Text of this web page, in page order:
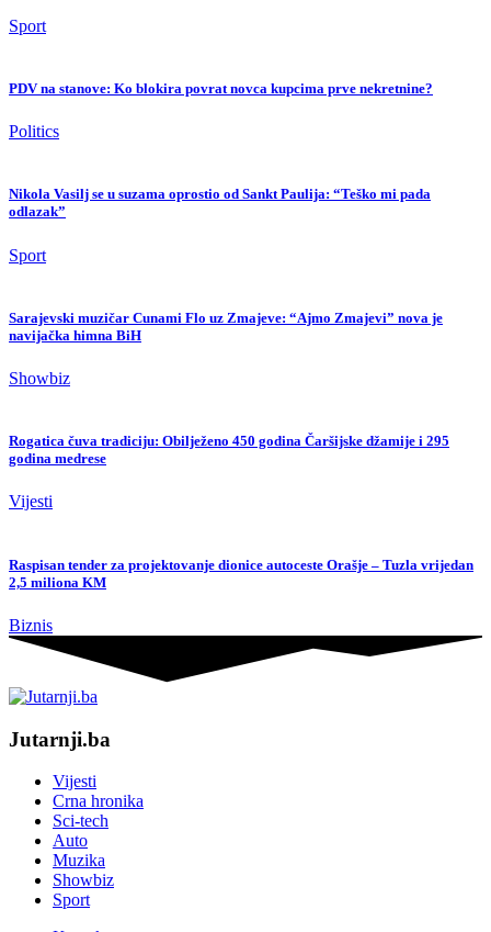
Sport
PDV na stanove: Ko blokira povrat novca kupcima prve nekretnine?
Politics
Nikola Vasilj se u suzama oprostio od Sankt Paulija: “Teško mi pada
odlazak”
Sport
Sarajevski muzičar Cunami Flo uz Zmajeve: “Ajmo Zmajevi” nova je
navijačka himna BiH
Showbiz
Rogatica čuva tradiciju: Obilježeno 450 godina Čaršijske džamije i 295
godina medrese
Vijesti
Raspisan tender za projektovanje dionice autoceste Orašje – Tuzla vrijedan
2,5 miliona KM
Biznis
Jutarnji.ba
Vijesti
Crna hronika
Sci-tech
Auto
Muzika
Showbiz
Sport